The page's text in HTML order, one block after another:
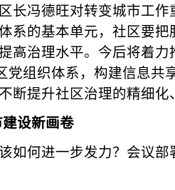
长冯德旺对转变城市工
系的基本单元，社区要
高治理水平。今后将着
党组织体系，构建信息共
断提升社区治理的精细化
设新画卷
如何进一步发力？会议